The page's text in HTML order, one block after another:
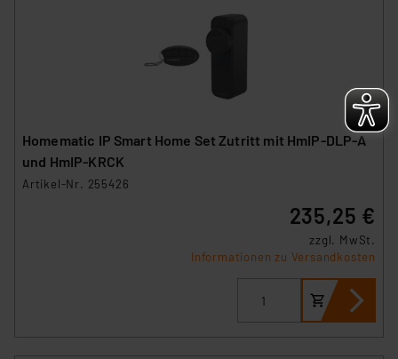
Homematic IP Smart Home Set Zutritt mit HmIP‑DLP-A
und HmIP-KRCK
Artikel-Nr. 255426
235,25 €
zzgl. MwSt.
Informationen zu Versandkosten